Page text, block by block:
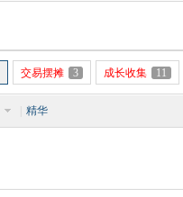
交易摆摊 3 成长收集 11
精华